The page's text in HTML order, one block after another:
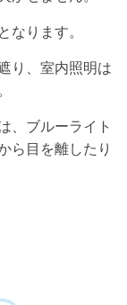
となります。
り、室内照明は
、ブルーライト
ら目を離したり